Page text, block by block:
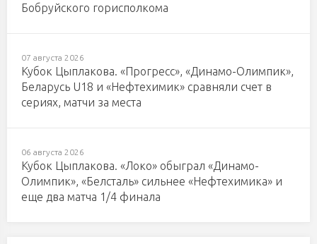
Бобруйского горисполкома
07 августа 2026
Кубок Цыплакова. «Прогресс», «Динамо-Олимпик»,
Беларусь U18 и «Нефтехимик» сравняли счет в
сериях, матчи за места
06 августа 2026
Кубок Цыплакова. «Локо» обыграл «Динамо-
Олимпик», «Белсталь» сильнее «Нефтехимика» и
еще два матча 1/4 финала